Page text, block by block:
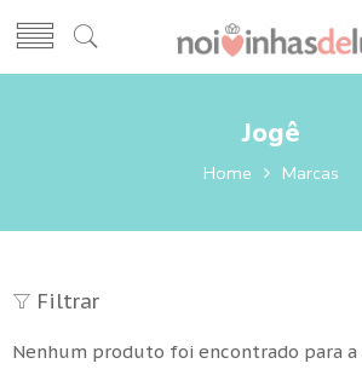
Jogê
Home Marcas
Filtrar
Nenhum produto foi encontrado para a